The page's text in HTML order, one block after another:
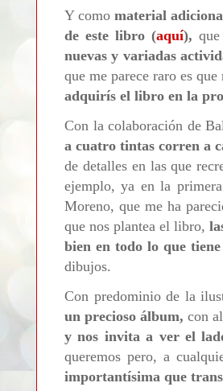
Y como material
de este libro (aquí),
nuevas y variadas
que me parece raro es
adquirís el libro en la
Con la colaboración de
a cuatro tintas corren a
de detalles en las que
ejemplo, ya en la
Moreno, que me ha
que nos plantea el libro,
bien en todo lo que
dibujos.
Con predominio de la
un precioso álbum, con
y nos invita a ver el
queremos pero, a
importantísima que